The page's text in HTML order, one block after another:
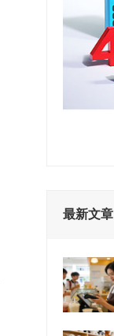
最新文章